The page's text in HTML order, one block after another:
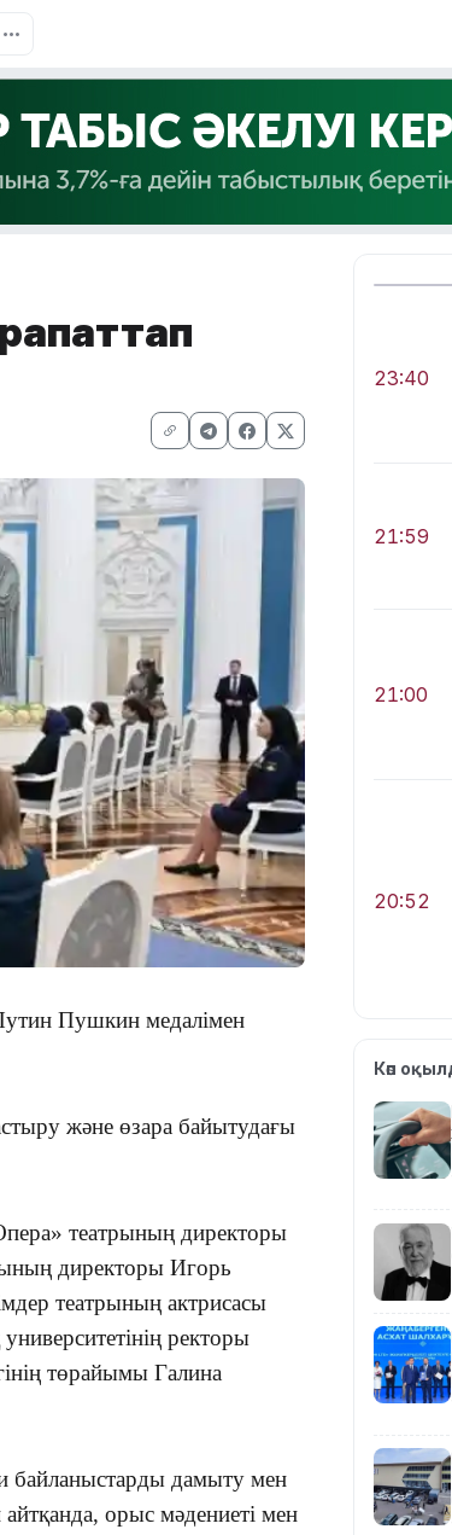
Пушкин медалімен
және өзара байытудағы
театрының директоры
директоры Игорь
театрының актрисасы
ректоры
төрайымы Галина
байланыстарды дамыту мен
орыс мәдениеті мен
23:40
21:59
21:00
20:52
19:39
18:45
17:34
Көп